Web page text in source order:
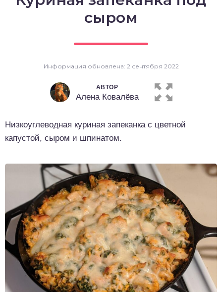
сыром
Информация обновлена: 2 сентября 2022
АВТОР
Алена Ковалёва
Низкоуглеводная куриная запеканка с цветной
капустой, сыром и шпинатом.